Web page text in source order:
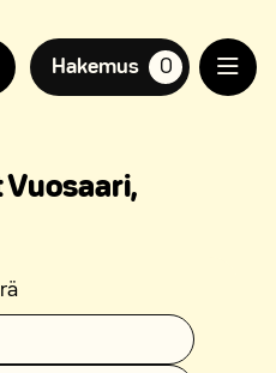
Hakemus
suosikkiasuntoja,
0